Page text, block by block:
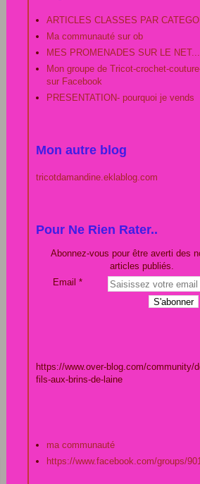
Ma première tenue pour le
ARTICLES CLASSES PAR
Ma communauté sur ob
MES PROMENADES SUR LE NET...
Mon groupe de Tricot-crochet-
sur Facebook
PRESENTATION- pourquoi je vends
Mon autre blog
tricotdamandine.eklablog.com
Pour Ne Rien Rater..
Abonnez-vous pour être averti des
articles publiés.
Email
https://www.over-blog.com/community/
fils-aux-brins-de-laine
ma communauté
https://www.facebook.com/groups/